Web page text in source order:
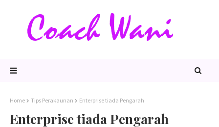
Home Tips Perakaunan Enterprise tiada Pengarah
Enterprise tiada Pengarah